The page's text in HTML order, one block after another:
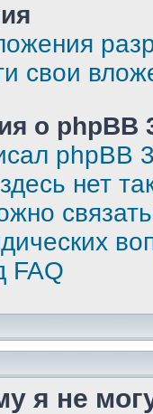
свои
о phpBB
phpBB
нет
FAQ
я не